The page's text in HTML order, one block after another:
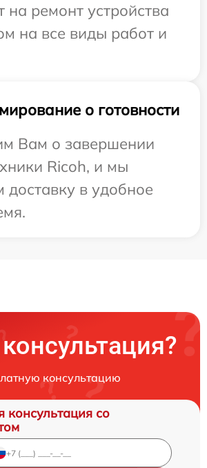
на ремонт устройства
на все виды работ и
о готовности
Вам о завершении
Ricoh, и мы
доставку в удобное
консультацию
консультация со